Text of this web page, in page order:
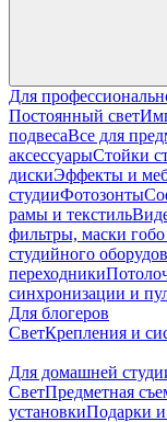
Для
Постоянный свет
подвесаВсе для
аксессуарыСтойки
дискиЭффекты и
студииФотозонты
рамы и текстиль
фильтры, маски гобо
студийного
переходники
синхронизации и
Для блогеров
СветКрепления и
Для домашней
СветПредметная
установкиПодарки и